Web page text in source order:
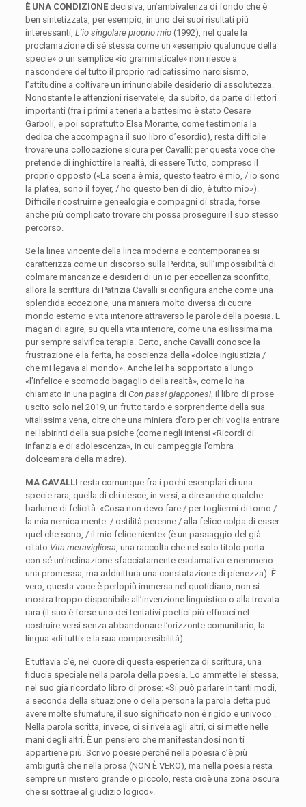
È UNA CONDIZIONEdecisiva, un’ambivalenza di fondo che è
ben sintetizzata, per esempio, in uno dei suoi risultati più
interessanti, L’io singolare proprio mio(1992), nel quale la
proclamazione di sé stessa come un «esempio qualunque della
specie» o un semplice «io grammaticale» non riesce a
nascondere del tutto il proprio radicatissimo narcisismo,
l’attitudine a coltivare un irrinunciabile desiderio di assolutezza.
Nonostante le attenzioni riservatele, da subito, da parte di lettori
importanti (fra i primi a tenerla a battesimo è stato Cesare
Garboli, e poi soprattutto Elsa Morante, come testimonia la
dedica che accompagna il suo libro d’esordio), resta difficile
trovare una collocazione sicura per Cavalli: per questa voce che
pretende di inghiottire la realtà, di essere Tutto, compreso il
proprio opposto («La scena è mia, questo teatro è mio, / io sono
la platea, sono il foyer, / ho questo ben di dio, è tutto mio»).
Difficile ricostruirne genealogia e compagni di strada, forse
anche più complicato trovare chi possa proseguire il suo stesso
percorso.
Se la linea vincente della lirica moderna e contemporanea si
caratterizza come un discorso sulla Perdita, sull’impossibilità di
colmare mancanze e desideri di un io per eccellenza sconfitto,
allora la scrittura di Patrizia Cavalli si configura anche come una
splendida eccezione, una maniera molto diversa di cucire
mondo esterno e vita interiore attraverso le parole della poesia. E
magari di agire, su quella vita interiore, come una esilissima ma
pur sempre salvifica terapia. Certo, anche Cavalli conosce la
frustrazione e la ferita, ha coscienza della «dolce ingiustizia /
che mi legava al mondo». Anche lei ha sopportato a lungo
«l’infelice e scomodo bagaglio della realtà», come lo ha
chiamato in una pagina di Con passi giapponesi, il libro di prose
uscito solo nel 2019, un frutto tardo e sorprendente della sua
vitalissima vena, oltre che una miniera d’oro per chi voglia entrare
nei labirinti della sua psiche (come negli intensi «Ricordi di
infanzia e di adolescenza», in cui campeggia l’ombra
dolceamara della madre).
MA CAVALLI resta comunque fra i pochi esemplari di una
specie rara, quella di chi riesce, in versi, a dire anche qualche
barlume di felicità: «Cosa non devo fare / per togliermi di torno /
la mia nemica mente: / ostilità perenne / alla felice colpa di esser
quel che sono, / il mio felice niente» (è un passaggio del già
citato Vita meravigliosa , una raccolta che nel solo titolo porta
con sé un’inclinazione sfacciatamente esclamativa e nemmeno
una promessa, ma addirittura una constatazione di pienezza). È
vero, questa voce è perlopiù immersa nel quotidiano, non si
mostra troppo disponibile all’invenzione linguistica o alla trovata
rara (il suo è forse uno dei tentativi poetici più efficaci nel
costruire versi senza abbandonare l’orizzonte comunitario, la
lingua «di tutti» e la sua comprensibilità).
E tuttavia c’è, nel cuore di questa esperienza di scrittura, una
fiducia speciale nella parola della poesia. Lo ammette lei stessa,
nel suo già ricordato libro di prose: «Si può parlare in tanti modi,
a seconda della situazione o della persona la parola detta può
avere molte sfumature, il suo significato non è rigido e univoco .
Nella parola scritta, invece, ci si rivela agli altri, ci si mette nelle
mani degli altri. È un pensiero che manifestandosi non ti
appartiene più. Scrivo poesie perché nella poesia c’è più
ambiguità che nella prosa (NON È VERO), ma nella poesia resta
sempre un mistero grande o piccolo, resta cioè una zona oscura
che si sottrae al giudizio logico».